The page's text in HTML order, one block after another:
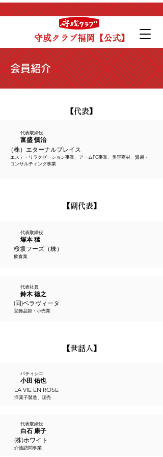
守成クラブ福岡【公式】
会員紹介
​【代表】
代表取締役
富盛 慎治
（株）エターナルプレイス
エステ・リラクゼーション事業、アームFC事業、 美容商材、貿易・
コンサルティング事業
​【副代表】
代表取締役
塚本 猛
桜坂フーズ（株）
飲食業
代表社員
鈴木 徳之
(同)ベラヴィータ
宝飾品卸・小売業
​【世話人】
パティシエ
小田 佑也
LA VIE EN ROSE
洋菓子製造、販売
代表取締役
白石 康子
(株)ホワイト
介護訪問事業